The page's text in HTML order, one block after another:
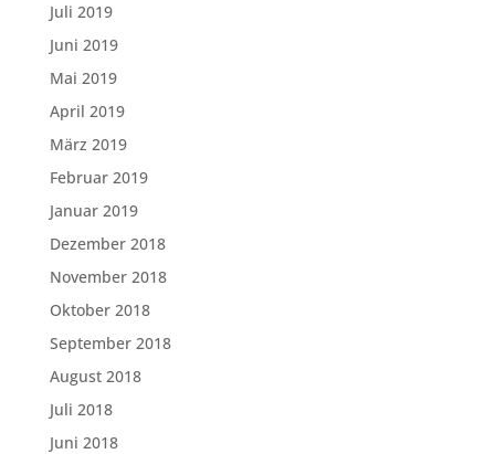
Juli 2019
Juni 2019
Mai 2019
April 2019
März 2019
Februar 2019
Januar 2019
Dezember 2018
November 2018
Oktober 2018
September 2018
August 2018
Juli 2018
Juni 2018